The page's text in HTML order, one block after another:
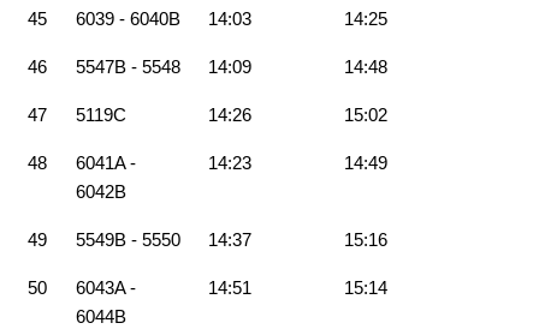
45 6039 - 6040B 14:03 14:25
46 5547B - 5548 14:09 14:48
47 5119C 14:26 15:02
48
6041A -
6042B
14:23 14:49
49 5549B - 5550 14:37 15:16
50
6043A -
6044B
14:51 15:14